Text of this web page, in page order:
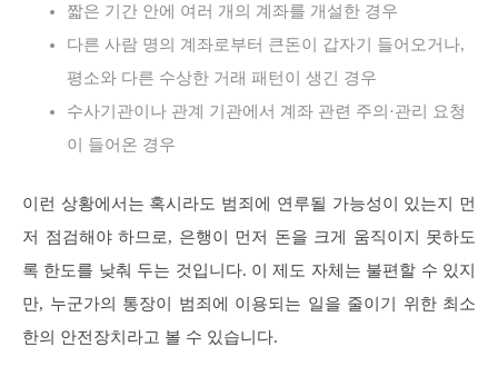
짧은 기간 안에 여러 개의 계좌를 개설한 경우
다른 사람 명의 계좌로부터 큰돈이 갑자기 들어오거나,
평소와 다른 수상한 거래 패턴이 생긴 경우
수사기관이나 관계 기관에서 계좌 관련 주의·관리 요청
이 들어온 경우
이런 상황에서는 혹시라도 범죄에 연루될 가능성이 있는지 먼
저 점검해야 하므로, 은행이 먼저 돈을 크게 움직이지 못하도
록 한도를 낮춰 두는 것입니다. 이 제도 자체는 불편할 수 있지
만, 누군가의 통장이 범죄에 이용되는 일을 줄이기 위한 최소
한의 안전장치라고 볼 수 있습니다.